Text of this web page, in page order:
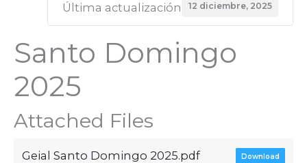
Última actualización 12 diciembre, 2025
Santo Domingo
2025
Attached Files
Geial Santo Domingo 2025.pdf Download